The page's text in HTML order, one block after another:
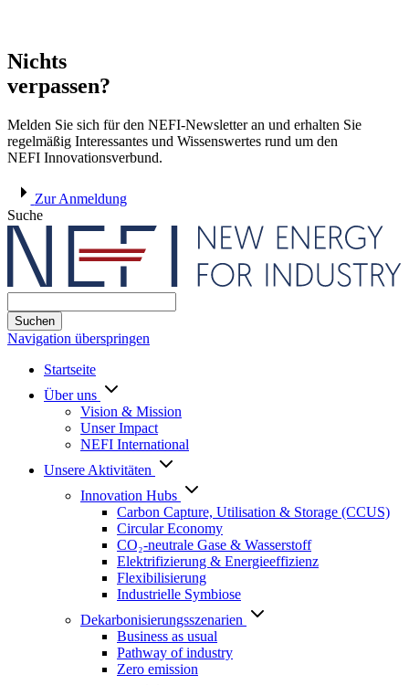
Nichts
verpassen?
Melden Sie sich für den NEFI-Newsletter an und erhalten Sie
regelmäßig Interessantes und Wissenswertes rund um den
NEFI Innovationsverbund.
Zur Anmeldung
Suche
Suchen
Navigation überspringen
Startseite
Über uns
Vision & Mission
Unser Impact
NEFI International
Unsere Aktivitäten
Innovation Hubs
Carbon Capture, Utilisation & Storage (CCUS)
Circular Economy
CO₂-neutrale Gase & Wasserstoff
Elektrifizierung & Energieeffizienz
Flexibilisierung
Industrielle Symbiose
Dekarbonisierungs­szenarien
Business as usual
Pathway of industry
Zero emission